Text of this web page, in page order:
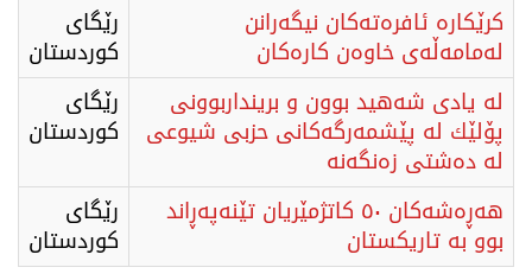
کرێکارە ئافرەتەکان نیگەرانن
لەمامەڵەی خاوەن کارەکان
رێگای
كوردستان
لە یادی شەهيد بوون و برینداربوونی
پۆلێك لە پێشمەرگەکانی حزبی شیوعی
لە دەشتی زەنگەنە
رێگای
كوردستان
هەڕەشەکان ٥۰ کاتژمێریان تێنەپەڕاند
بوو بە تاریکستان
رێگای
كوردستان